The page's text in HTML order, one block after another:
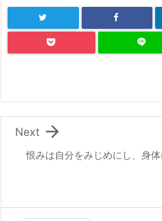
恨みは自分をみじめにし、身体

Next